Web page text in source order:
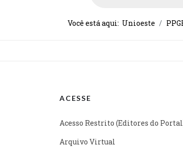
Você está aqui: Unioeste
ACESSE
Acesso Restrito (Editores do
Arquivo Virtual